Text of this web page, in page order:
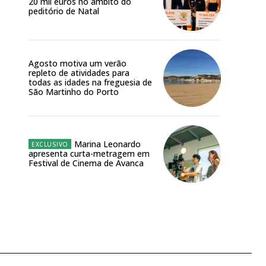
peditório de Natal
Agosto motiva um verão
repleto de atividades para
todas as idades na freguesia de
São Martinho do Porto
Marina Leonardo
apresenta curta-metragem em
Festival de Cinema de Avanca